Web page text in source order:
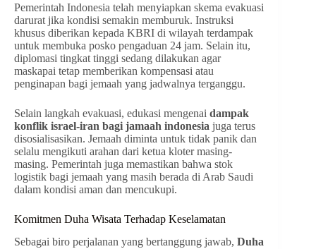
Pemerintah Indonesia telah menyiapkan skema evakuasi
darurat jika kondisi semakin memburuk. Instruksi
khusus diberikan kepada KBRI di wilayah terdampak
untuk membuka posko pengaduan 24 jam. Selain itu,
diplomasi tingkat tinggi sedang dilakukan agar
maskapai tetap memberikan kompensasi atau
penginapan bagi jemaah yang jadwalnya terganggu.
Selain langkah evakuasi, edukasi mengenai dampak
konflik israel-iran bagi jamaah indonesia juga terus
disosialisasikan. Jemaah diminta untuk tidak panik dan
selalu mengikuti arahan dari ketua kloter masing-
masing. Pemerintah juga memastikan bahwa stok
logistik bagi jemaah yang masih berada di Arab Saudi
dalam kondisi aman dan mencukupi.
Komitmen Duha Wisata Terhadap Keselamatan
Sebagai biro perjalanan yang bertanggung jawab, Duha